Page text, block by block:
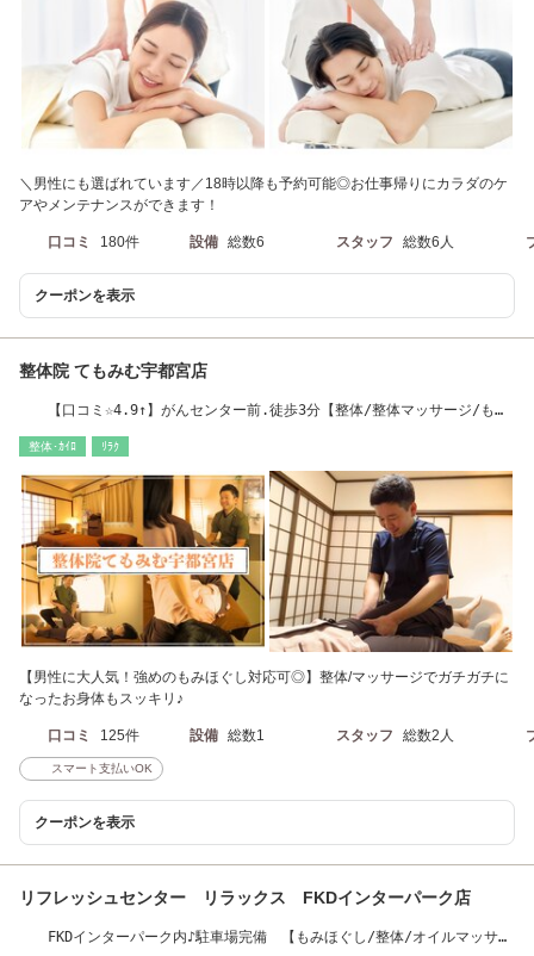
＼男性にも選ばれています／18時以降も予約可能◎お仕事帰りにカラダのケ
アやメンテナンスができます！
口コミ 180件 設備 総数6 スタッフ 総数6人
クーポンを表示
整体院 てもみむ宇都宮店
【口コミ☆4.9↑】がんセンター前.徒歩3分【整体/整体マッサージ/もみ
整体･ｶｲﾛ ﾘﾗｸ
【男性に大人気！強めのもみほぐし対応可◎】整体/マッサージでガチガチに
なったお身体もスッキリ♪
口コミ 125件 設備 総数1 スタッフ 総数2人
スマート支払いOK
クーポンを表示
リフレッシュセンター リラックス FKDインターパーク店
FKDインターパーク内♪駐車場完備 【もみほぐし/整体/オイルマッサー